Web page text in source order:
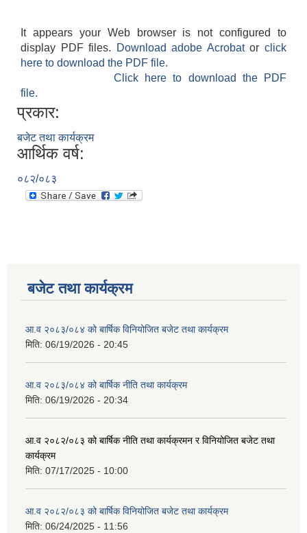
It appears your Web browser is not configured to
display PDF files.
Download adobe Acrobatorclick
here to download the PDF file.
Click here to download the PDF
file.
प्रकार:
बजेट तथा कार्यक्रम
आर्थिक वर्ष:
०८२/०८३
बजेट तथा कार्यक्रम
आ.व २०८३/०८४ को बार्षिक विनियोजित बजेट तथा कार्यक्रम
मिति: 06/19/2026 - 20:45
आ.व २०८३/०८४ को बार्षिक नीति तथा कार्यक्रम
मिति: 06/19/2026 - 20:34
आ.व २०८२/०८३ को बार्षिक नीति तथा कार्यक्रमन र विनियोजित बजेट तथा
कार्यक्रम
मिति: 07/17/2025 - 10:00
आ.व २०८२/०८३ को बार्षिक विनियोजित बजेट तथा कार्यक्रम
मिति: 06/24/2025 - 11:56